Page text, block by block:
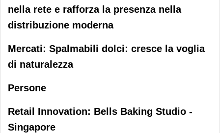
nella rete e rafforza la presenza nella
distribuzione moderna
Mercati: Spalmabili dolci: cresce la voglia
di naturalezza
Persone
Retail Innovation: Bells Baking Studio -
Singapore